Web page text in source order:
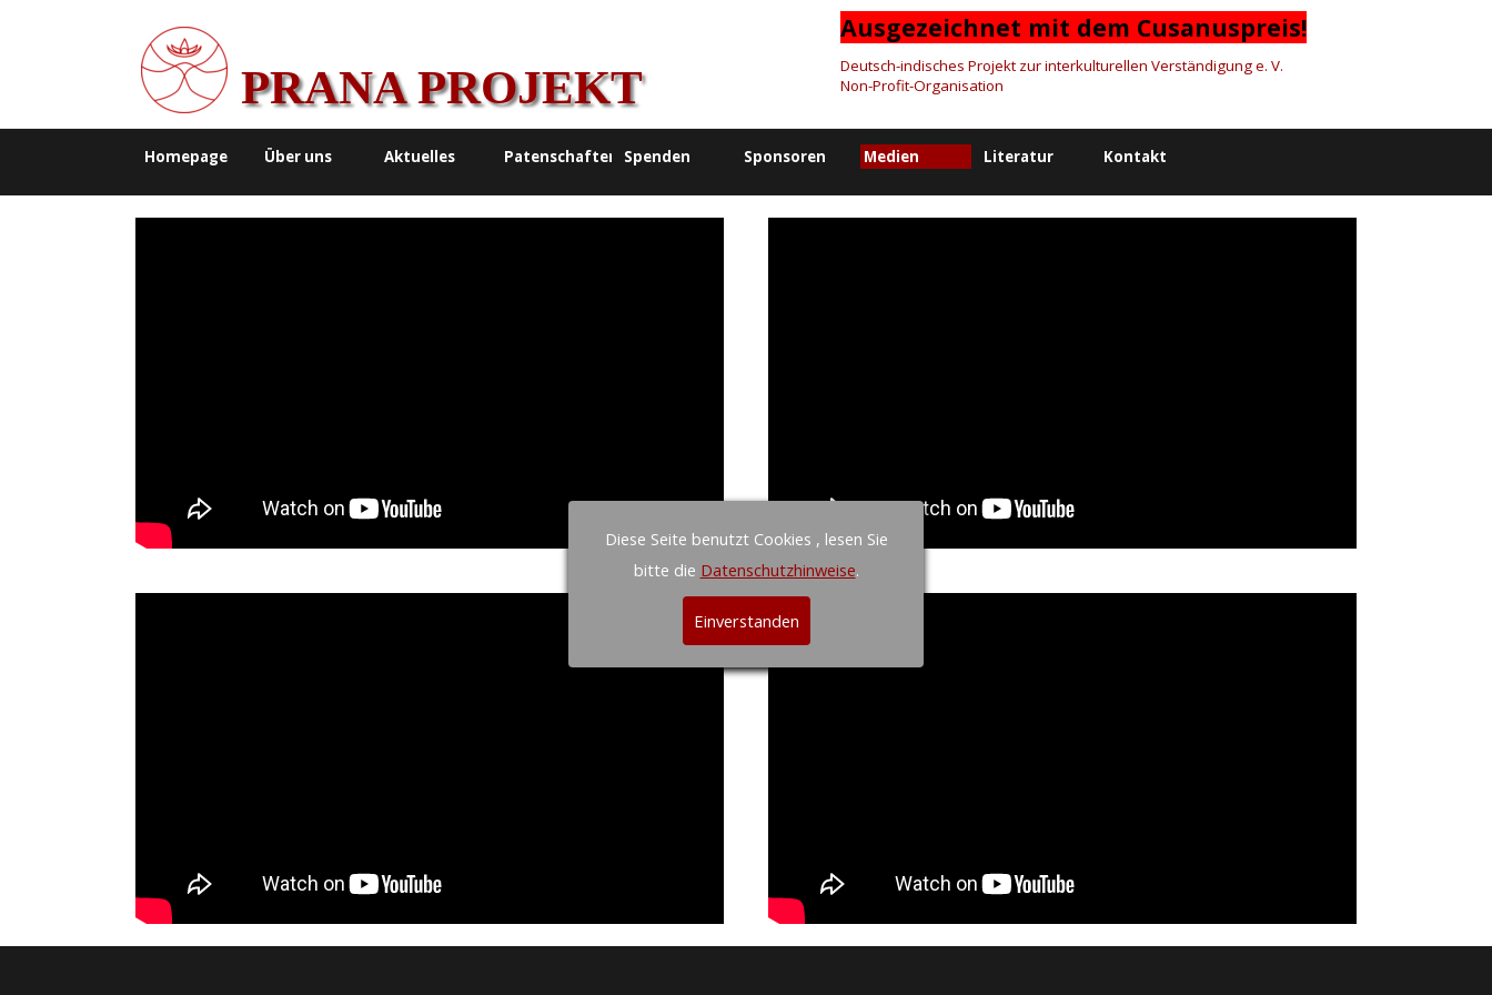
PRANA PROJEKT
Deutsch-indisches Projekt zur interkulturellen Verständigung e. V.
Non-Profit-Organisation
Ausgezeichnet mit dem Cusanuspreis!
Homepage Über uns Aktuelles Patenschaften Spenden Sponsoren Medien Literatur Kontakt
Diese Seite benutzt Cookies , lesen Sie
bitte die Datenschutzhinweise.
Einverstanden